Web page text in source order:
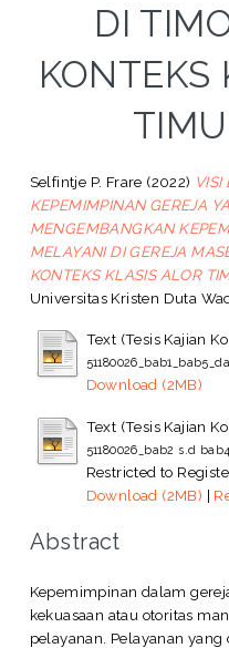
DI
KONTEKS
Selfintje P. Frare (2022) VISI
KEPEMIMPINAN GEREJA
MENGEMBANGKAN
MELAYANI DI GEREJA
KONTEKS KLASIS ALOR
Universitas Kristen Duta
Text (Tesis Kajian
Download (2MB)
Text (Tesis Kajian
51180026_bab2 s.d
Restricted to
Download (2MB) |
Abstract
Kepemimpinan dalam
kekuasaan atau otoritas
pelayanan. Pelayanan yang